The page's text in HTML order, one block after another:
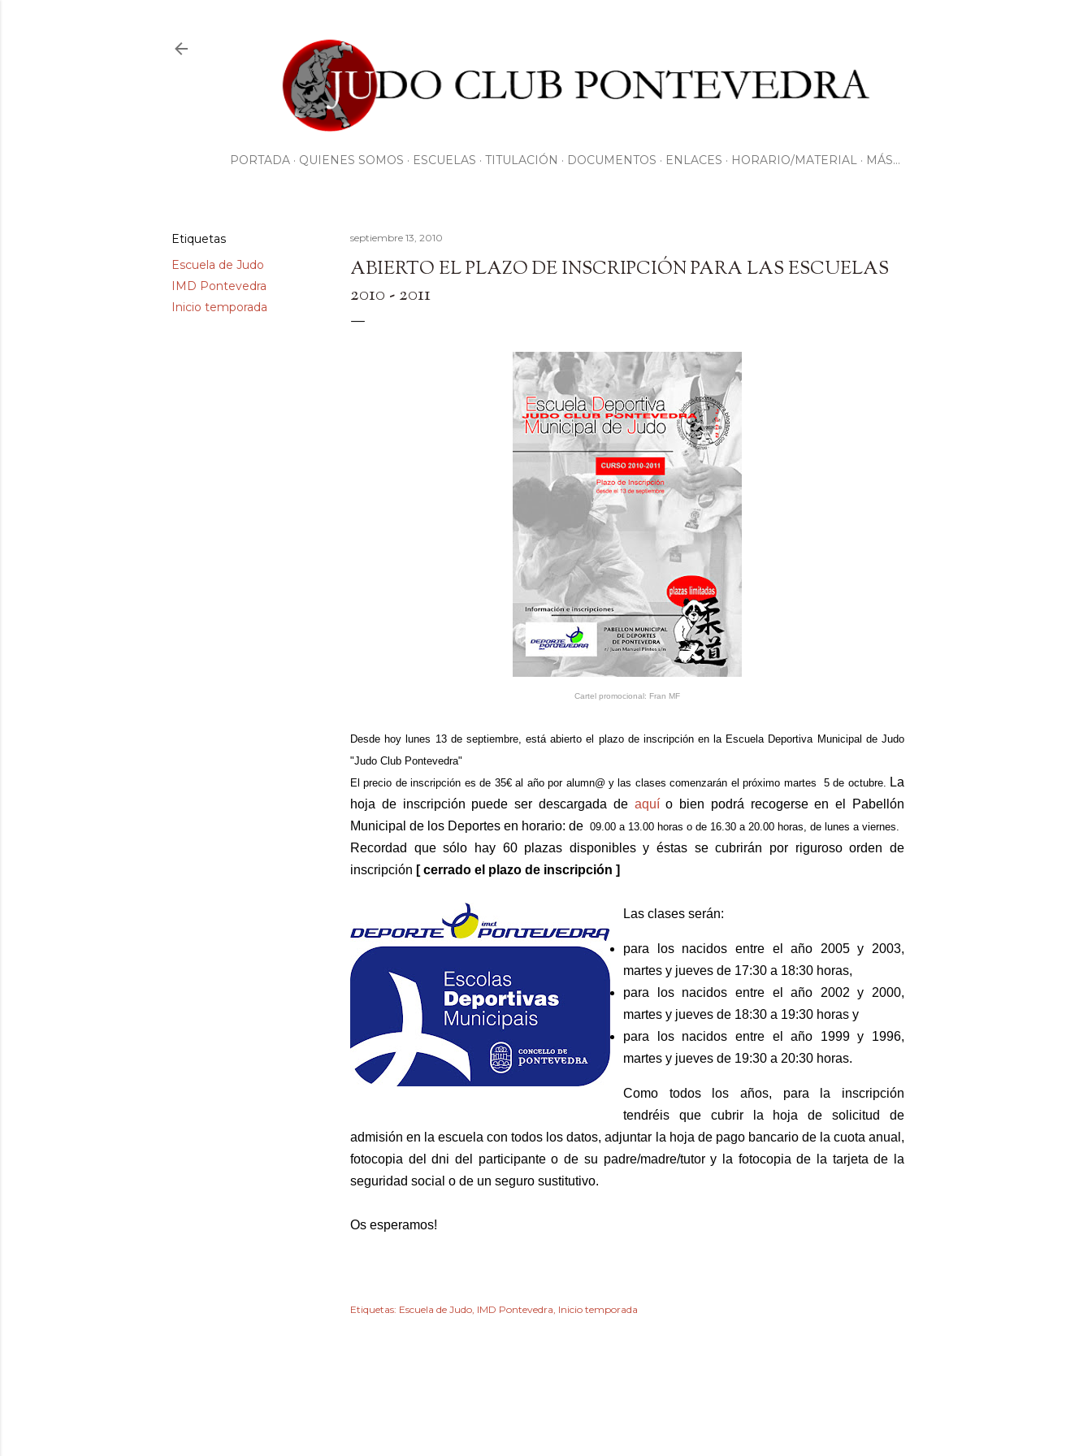
PORTADA QUIENES SOMOS ESCUELAS TITULACIÓN DOCUMENTOS ENLACES HORARIO/MATERIAL MÁS…
Etiquetas
Escuela de Judo
IMD Pontevedra
Inicio temporada
septiembre 13, 2010
ABIERTO EL PLAZO DE INSCRIPCIÓN PARA LAS ESCUELAS
2010 - 2011
Cartel promocional: Fran MF
Desde hoy lunes 13 de septiembre, está abierto el plazo de inscripción en la Escuela Deportiva Municipal de Judo
"Judo Club Pontevedra"
El precio de inscripción es de 35€ al año por alumn@ y las clases comenzarán el próximo martes 5 de octubre. La
hoja de inscripción puede ser descargada de aquío bien podrá recogerse en el Pabellón
Municipal de los Deportes en horario: de 09.00 a 13.00 horas o de 16.30 a 20.00 horas, de lunes a viernes.
Recordad que sólo hay 60 plazas disponibles y éstas se cubrirán por riguroso orden de
inscripción [ cerrado el plazo de inscripción ]
Las clases serán:
para los nacidos entre el año 2005 y 2003,
martes y jueves de 17:30 a 18:30 horas,
para los nacidos entre el año 2002 y 2000,
martes y jueves de 18:30 a 19:30 horas y
para los nacidos entre el año 1999 y 1996,
martes y jueves de 19:30 a 20:30 horas.
Como todos los años, para la inscripción
tendréis que cubrir la hoja de solicitud de
admisión en la escuela con todos los datos, adjuntar la hoja de pago bancario de la cuota anual,
fotocopia del dni del participante o de su padre/madre/tutor y la fotocopia de la tarjeta de la
seguridad social o de un seguro sustitutivo.
Os esperamos!
Etiquetas: Escuela de Judo IMD Pontevedra Inicio temporada